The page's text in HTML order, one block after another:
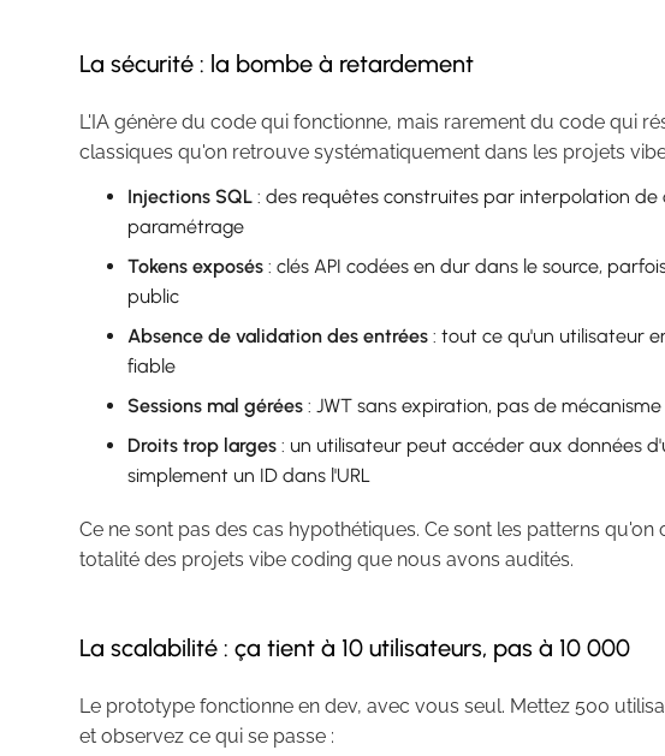
La sécurité : la bombe à retardement
L'IA génère du code qui fonctionne, mais rarement du code qui
classiques qu'on retrouve systématiquement dans les projets
Injections SQL: des requêtes construites par interpolation de
paramétrage
Tokens exposés: clés API codées en dur dans le source,
public
Absence de validation des entrées: tout ce qu'un utilisateur
fiable
Sessions mal gérées: JWT sans expiration, pas de
Droits trop larges: un utilisateur peut accéder aux données
simplement un ID dans l'URL
Ce ne sont pas des cas hypothétiques. Ce sont les patterns qu'on
totalité des projets vibe coding que nous avons audités.
La scalabilité : ça tient à 10 utilisateurs, pas à 10 000
Le prototype fonctionne en dev, avec vous seul. Mettez 500
et observez ce qui se passe :